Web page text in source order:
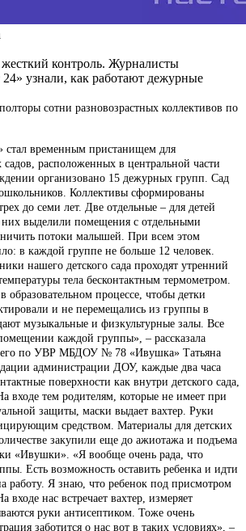
контроль. Журналисты
24» узнали, как работают дежурные
сотни разновозрастных коллективов по
стал временным пристанищем для
садов, расположенных в центральной части
организовано 15 дежурных групп. Сад
Коллективы сформированы
до семи лет. Две отдельные – для детей
них выделили помещения с отдельными
потоки малышей. При всем этом
в каждой группе не больше 12 человек.
нашего детского сада проходят утренний
тела бесконтактным термометром.
образовательном процессе, чтобы детки
и не перемещались из группы в
музыкальные и физкультурные залы. Все
каждой группы», – рассказала
по УВР МБДОУ № 78 «Ивушка» Татьяна
администрации ДОУ, каждые два часа
поверхности как внутри детского сада,
входе тем родителям, которые не имеет при
защиты, маски выдает вахтер. Руки
средством. Материалы для детских
закупили еще до ажиотажа и подъема
«Ивушки». «Я вообще очень рада, что
Есть возможность оставить ребенка и идти
работу. Я знаю, что ребенок под присмотром
входе нас встречает вахтер, измеряет
руки антисептиком. Тоже очень
заботится о нас вот в таких условиях», –